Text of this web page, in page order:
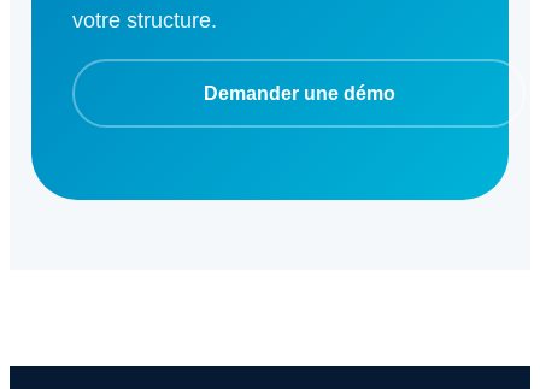
votre structure.
Demander une démo